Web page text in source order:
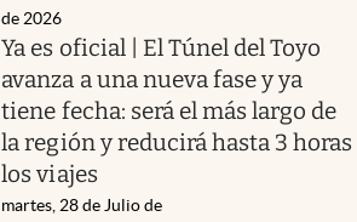
de 2026
Ya es oficial | El Túnel del Toyo
avanza a una nueva fase y ya
tiene fecha: será el más largo de
la región y reducirá hasta 3 horas
los viajes
martes, 28 de Julio de